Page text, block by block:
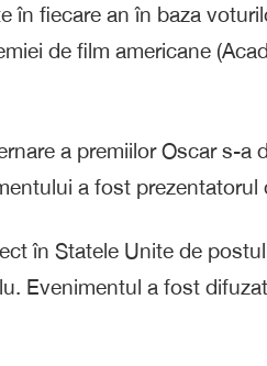
în fiecare an în baza
de film americane
a premiilor Oscar s-a
a fost prezentatorul
în Statele Unite de
Evenimentul a fost